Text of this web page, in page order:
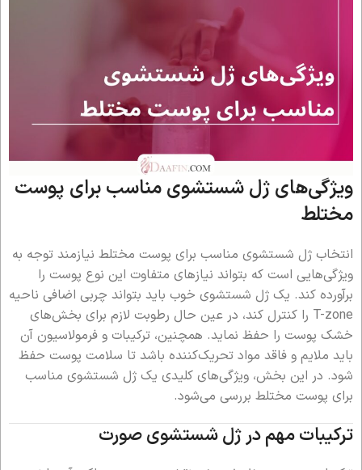
ویژگی‌های ژل شستشوی مناسب برای پوست
مختلط
انتخاب ژل شستشوی مناسب برای پوست مختلط نیازمند توجه به
ویژگی‌هایی است که بتواند نیازهای متفاوت این نوع پوست را
برآورده کند. یک ژل شستشوی خوب باید بتواند چربی اضافی ناحیه
T-zone را کنترل کند، در عین حال رطوبت لازم برای بخش‌های
خشک پوست را حفظ نماید. همچنین، ترکیبات و فرمولاسیون آن
باید ملایم و فاقد مواد تحریک‌کننده باشد تا سلامت پوست حفظ
شود. در این بخش، ویژگی‌های کلیدی یک ژل شستشوی مناسب
برای پوست مختلط بررسی می‌شود.
ترکیبات مهم در ژل شستشوی صورت